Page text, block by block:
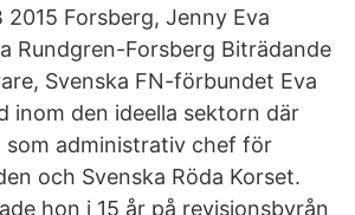
2015 Forsberg, Jenny Eva
Rundgren-Forsberg Biträdande
Svenska FN-förbundet Eva
inom den ideella sektorn där
som administrativ chef för
och Svenska Röda Korset.
hon i 15 år på revisionsbyrån